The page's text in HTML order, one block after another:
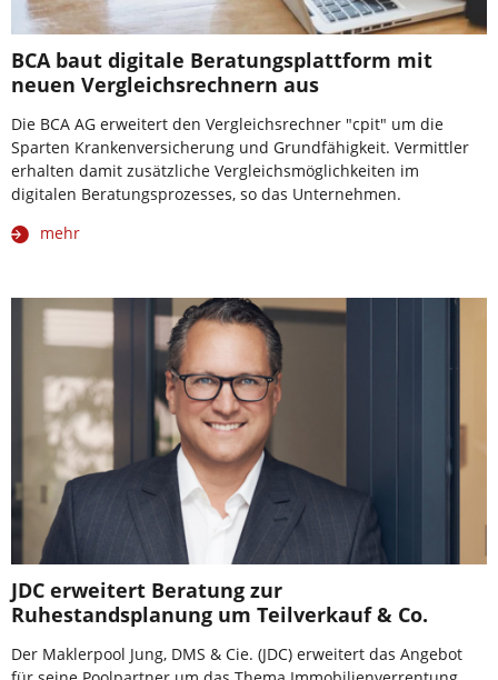
BCA baut digitale Beratungsplattform mit
neuen Vergleichsrechnern aus
Die BCA AG erweitert den Vergleichsrechner "cpit" um die
Sparten Krankenversicherung und Grundfähigkeit. Vermittler
erhalten damit zusätzliche Vergleichsmöglichkeiten im
digitalen Beratungsprozesses, so das Unternehmen.
mehr
JDC erweitert Beratung zur
Ruhestandsplanung um Teilverkauf & Co.
Der Maklerpool Jung, DMS & Cie. (JDC) erweitert das Angebot